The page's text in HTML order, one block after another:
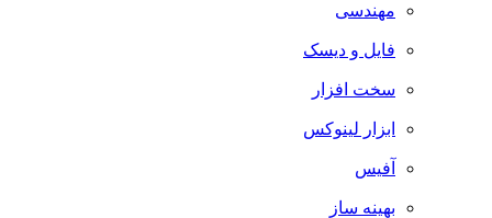
مهندسی
فایل و دیسک
سخت افزار
ابزار لینوکس
آفیس
بهینه ساز